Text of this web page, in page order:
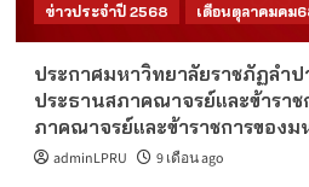
ข่าวประจำปี 2568 เดือนตุลาคมคม
ประกาศมหาวิทยาลัยราชภัฏลำป
ประธานสภาคณาจรย์และข้ารา
ภาคณาจรย์และข้าราชการของ
adminLPRU 9 เดือน ago